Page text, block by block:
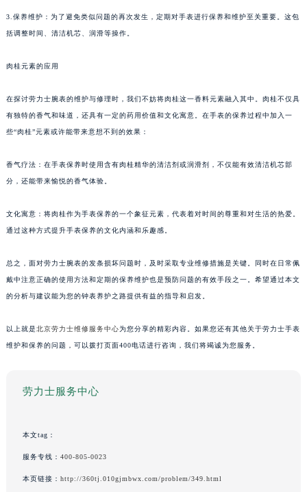
3.保养维护：为了避免类似问题的再次发生，定期对手表进行保养和维护至关重要。这包
括调整时间、清洁机芯、润滑等操作。
肉桂元素的应用
在探讨劳力士腕表的维护与修理时，我们不妨将肉桂这一香料元素融入其中。肉桂不仅具
有独特的香气和味道，还具有一定的药用价值和文化寓意。在手表的保养过程中加入一
些“肉桂”元素或许能带来意想不到的效果：
香气疗法：在手表保养时使用含有肉桂精华的清洁剂或润滑剂，不仅能有效清洁机芯部
分，还能带来愉悦的香气体验。
文化寓意：将肉桂作为手表保养的一个象征元素，代表着对时间的尊重和对生活的热爱。
通过这种方式提升手表保养的文化内涵和乐趣感。
总之，面对劳力士腕表的发条损坏问题时，及时采取专业维修措施是关键。同时在日常佩
戴中注意正确的使用方法和定期的保养维护也是预防问题的有效手段之一。希望通过本文
的分析与建议能为您的钟表养护之路提供有益的指导和启发。
以上就是北京劳力士维修服务中心为您分享的精彩内容。如果您还有其他关于劳力士手表
维护和保养的问题，可以拨打页面400电话进行咨询，我们将竭诚为您服务。
劳力士服务中心
本文tag：
服务专线： 400-805-0023
本页链接： http://360tj.010gjmbwx.com/problem/349.html